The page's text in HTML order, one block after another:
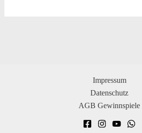
Impressum
Datenschutz
AGB Gewinnspiele